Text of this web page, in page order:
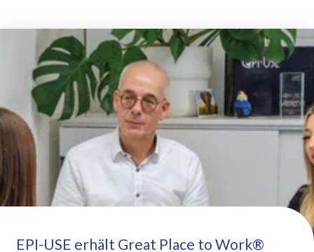
EPI-USE erhält Great Place to Work®